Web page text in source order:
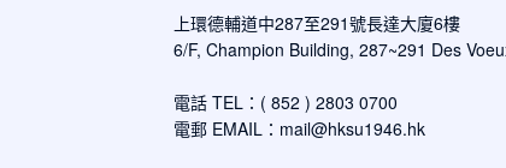
上環德輔道中287至291號長達大廈6樓
6/F, Champion Building, 287~291 Des
電話 TEL：( 852 ) 2803 0700
電郵 EMAIL： mail@hksu1946.hk